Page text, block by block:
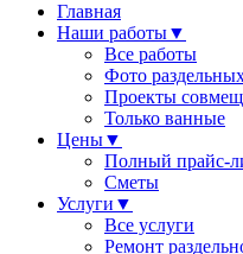
Главная
Наши работы▼
Все работы
Фото
Проекты
Только ванные
Цены▼
Полный прайс-
Сметы
Услуги ▼
Все услуги
Ремонт